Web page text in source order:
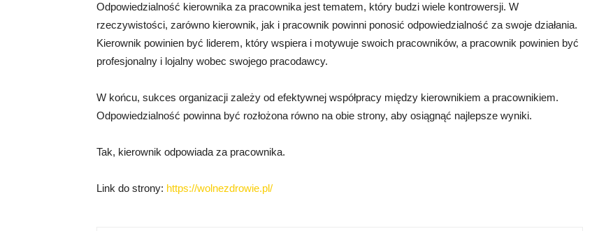
Odpowiedzialność kierownika za pracownika jest tematem, który budzi wiele kontrowersji. W
rzeczywistości, zarówno kierownik, jak i pracownik powinni ponosić odpowiedzialność za swoje działania.
Kierownik powinien być liderem, który wspiera i motywuje swoich pracowników, a pracownik powinien być
profesjonalny i lojalny wobec swojego pracodawcy.
W końcu, sukces organizacji zależy od efektywnej współpracy między kierownikiem a pracownikiem.
Odpowiedzialność powinna być rozłożona równo na obie strony, aby osiągnąć najlepsze wyniki.
Tak, kierownik odpowiada za pracownika.
Link do strony: https://wolnezdrowie.pl/